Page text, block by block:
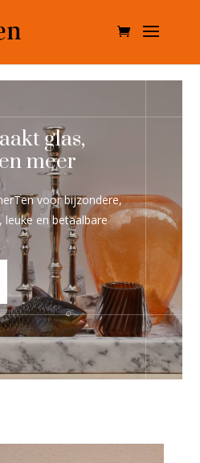
glas,
meer
voor bijzondere,
leuke en betaalbare